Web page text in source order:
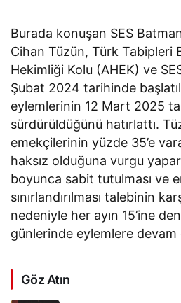
Burada konuşan SES
Cihan Tüzün, Türk Tabipleri
Hekimliği Kolu (AHEK) ve
Şubat 2024 tarihinde
eylemlerinin 12 Mart 2025
sürdürüldüğünü hatırlattı.
emekçilerinin yüzde 35’e
haksız olduğuna vurgu
boyunca sabit tutulması ve
sınırlandırılması talebinin
nedeniyle her ayın 15’ine
günlerinde eylemlere
Göz Atın